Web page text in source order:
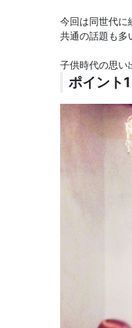
今回は同世代に
共通の話題も多
子供時代の思
ポイント1